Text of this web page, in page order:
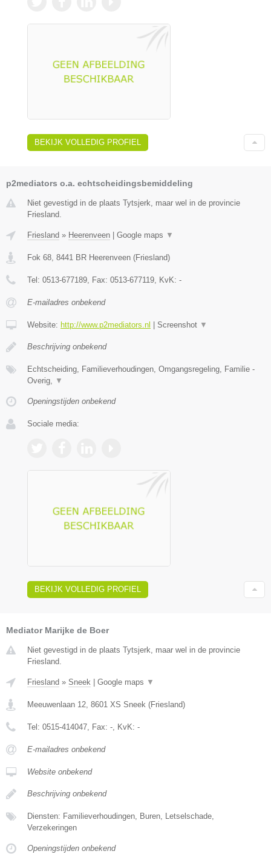
BEKIJK VOLLEDIG PROFIEL
p2mediators o.a. echtscheidingsbemiddeling
Niet gevestigd in de plaats Tytsjerk, maar wel in de provincie
Friesland.
Friesland » Heerenveen Google maps ▼
Fok 68, 8441 BR Heerenveen (Friesland)
Tel: 0513-677189, Fax: 0513-677119, KvK: -
E-mailadres onbekend
Website: http://www.p2mediators.nl Screenshot ▼
Beschrijving onbekend
Echtscheiding, Familieverhoudingen, Omgangsregeling, Familie -
Overig, ▼
Openingstijden onbekend
Sociale media:
BEKIJK VOLLEDIG PROFIEL
Mediator Marijke de Boer
Niet gevestigd in de plaats Tytsjerk, maar wel in de provincie
Friesland.
Friesland » Sneek Google maps ▼
Meeuwenlaan 12, 8601 XS Sneek (Friesland)
Tel: 0515-414047, Fax: -, KvK: -
E-mailadres onbekend
Website onbekend
Beschrijving onbekend
Diensten: Familieverhoudingen, Buren, Letselschade,
Verzekeringen
Openingstijden onbekend